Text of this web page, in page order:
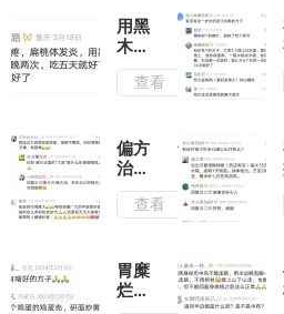
用黑
木耳
治疗
疼，
扁桃
体发
炎，
的偏
查看
偏方
治疗
感冒
嗓子
谁有
查看
胃糜
烂食